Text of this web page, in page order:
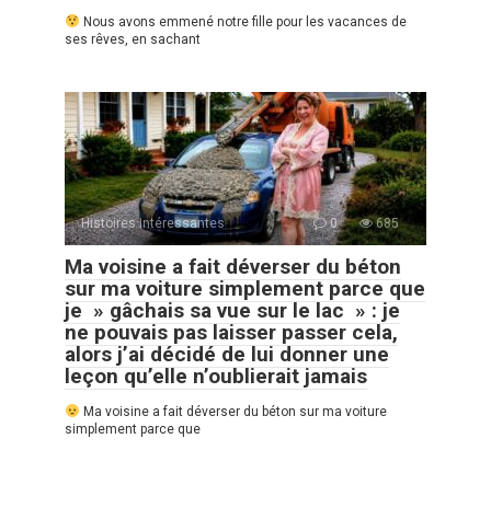
Nous avons emmené notre fille pour les vacances de
ses rêves, en sachant
Histoires Intéressantes 0 685
Ma voisine a fait déverser du béton
sur ma voiture simplement parce que
je » gâchais sa vue sur le lac » : je
ne pouvais pas laisser passer cela,
alors j’ai décidé de lui donner une
leçon qu’elle n’oublierait jamais
Ma voisine a fait déverser du béton sur ma voiture
simplement parce que